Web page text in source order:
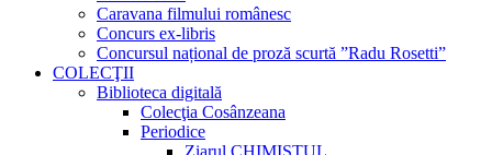
Caravana filmului românesc
Concurs ex-libris
Concursul național de proză scurtă ”Radu Rosetti”
COLECŢII
Biblioteca digitală
Colecţia Cosânzeana
Periodice
Ziarul CHIMISTUL